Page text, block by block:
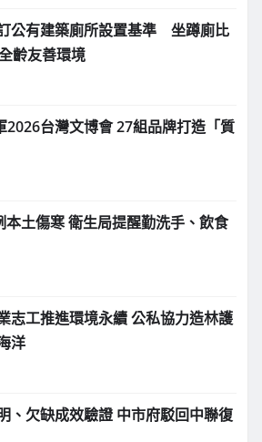
公有建築廁所設置基準 坐蹲廁比
齡友善環境
2026台灣文博會 27組品牌打造「質
本土傷寒 衛生局提醒勤洗手、飲食
志工推進環境永續 公私協力造林護
洋
、欠缺成效驗證 中市府駁回中聯復